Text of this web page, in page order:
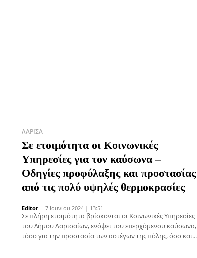
ΛΆΡΙΣΑ
Σε ετοιμότητα οι Κοινωνικές
Υπηρεσίες για τον καύσωνα –
Οδηγίες προφύλαξης και προστασίας
από τις πολύ υψηλές θερμοκρασίες
Editor - 7 Ιουνίου 2024 | 13:51
Σε πλήρη ετοιμότητα βρίσκονται οι Κοινωνικές Υπηρεσίες
του Δήμου Λαρισαίων, ενόψει του επερχόμενου καύσωνα,
τόσο για την προστασία των αστέγων της πόλης, όσο και...